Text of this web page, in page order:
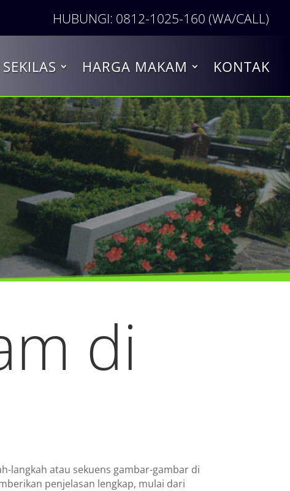
HUBUNGI: 0812-1025-160 (WA/CALL)
SEKILAS HARGA MAKAM KONTAK
di
langkah atau sekuens gambar-gambar di
penjelasan lengkap, mulai dari